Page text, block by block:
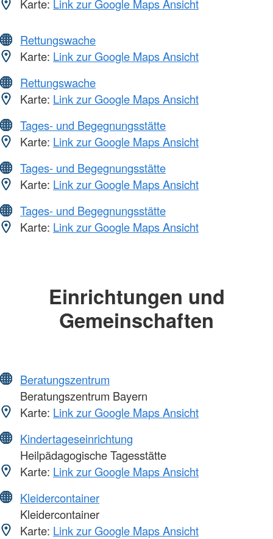
Karte: Link zur Google Maps Ansicht
Rettungswache
Karte: Link zur Google Maps Ansicht
Rettungswache
Karte: Link zur Google Maps Ansicht
Tages- und Begegnungsstätte
Karte: Link zur Google Maps Ansicht
Tages- und Begegnungsstätte
Karte: Link zur Google Maps Ansicht
Tages- und Begegnungsstätte
Karte: Link zur Google Maps Ansicht
Einrichtungen und
Gemeinschaften
Beratungszentrum
Beratungszentrum Bayern
Karte: Link zur Google Maps Ansicht
Kindertageseinrichtung
Heilpädagogische Tagesstätte
Karte: Link zur Google Maps Ansicht
Kleidercontainer
Kleidercontainer
Karte: Link zur Google Maps Ansicht